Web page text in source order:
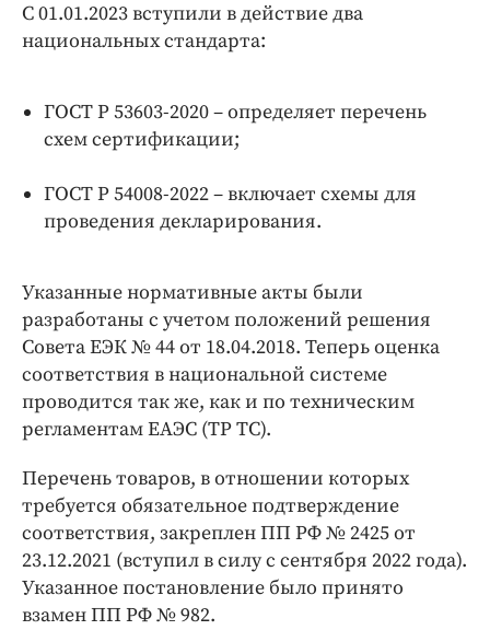
С 01.01.2023 вступили в действие два
национальных стандарта:
ГОСТ Р 53603-2020 – определяет перечень
схем сертификации;
ГОСТ Р 54008-2022 – включает схемы для
проведения декларирования.
Указанные нормативные акты были
разработаны с учетом положений решения
Совета ЕЭК № 44 от 18.04.2018. Теперь оценка
соответствия в национальной системе
проводится так же, как и по техническим
регламентам ЕАЭС (ТР ТС).
Перечень товаров, в отношении которых
требуется обязательное подтверждение
соответствия, закреплен ПП РФ № 2425 от
23.12.2021 (вступил в силу с сентября 2022 года).
Указанное постановление было принято
взамен ПП РФ № 982.